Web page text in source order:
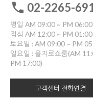
02-2265-
평일 AM 09:00 ~ PM 06:00
점심 AM 12:00 ~ PM 01:00
토요일 : AM 09:00 ~ PM
일요일 : 을지로쇼룸(AM
PM 17:00)
고객센터 전화연결